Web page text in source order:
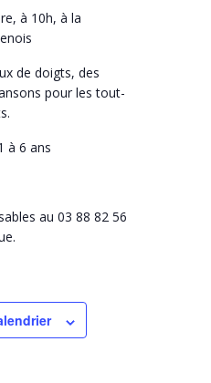
à 10h, à la
de doigts, des
pour les tout-
à 6 ans
au 03 88 82 56